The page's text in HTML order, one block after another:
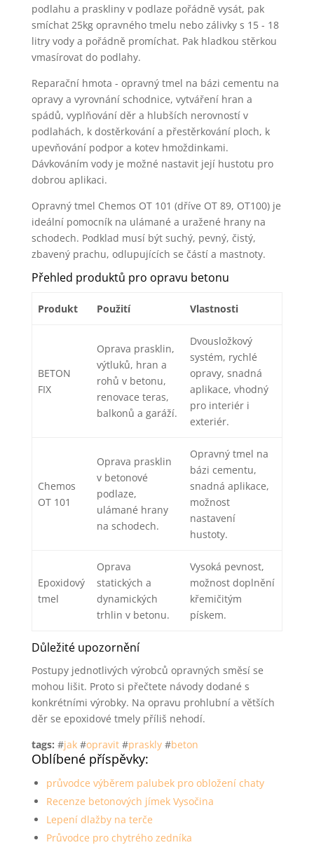
podlahu a praskliny v podlaze pořádně vysát, pak
smíchat 25kg opravného tmelu nebo zálivky s 15 - 18
litry vody a pořádně promíchat. Pak hladkou stěrkou
vmasírovat do podlahy.
Reparační hmota - opravný tmel na bázi cementu na
opravy a vyrovnání schodnice, vytváření hran a
spádů, vyplňování děr a hlubších nerovností v
podlahách, k dostěrkování a přestěrkování ploch, k
upevňování podpor a kotev hmoždinkami.
Dávkováním vody je možné nastavit její hustotu pro
dobrou aplikaci.
Opravný tmel Chemos OT 101 (dříve OT 89, OT100) je
ideální pomocník na ulámané a uražené hrany na
schodech. Podklad musí být suchý, pevný, čistý,
zbavený prachu, odlupujících se částí a mastnoty.
Přehled produktů pro opravu betonu
Produkt Použití Vlastnosti
BETON
FIX
Oprava prasklin,
výtluků, hran a
rohů v betonu,
renovace teras,
balkonů a garáží.
Dvousložkový
systém, rychlé
opravy, snadná
aplikace, vhodný
pro interiér i
exteriér.
Chemos
OT 101
Oprava prasklin
v betonové
podlaze,
ulámané hrany
na schodech.
Opravný tmel na
bázi cementu,
snadná aplikace,
možnost
nastavení
hustoty.
Epoxidový
tmel
Oprava
statických a
dynamických
trhlin v betonu.
Vysoká pevnost,
možnost doplnění
křemičitým
pískem.
Důležité upozornění
Postupy jednotlivých výrobců opravných směsí se
mohou lišit. Proto si přečtete návody dodané s
konkrétními výrobky. Na opravu prohlubní a větších
děr se epoxidové tmely příliš nehodí.
tags: #jak#opravit#praskly#beton
Oblíbené příspěvky:
průvodce výběrem palubek pro obložení chaty
Recenze betonových jímek Vysočina
Lepení dlažby na terče
Průvodce pro chytrého zedníka